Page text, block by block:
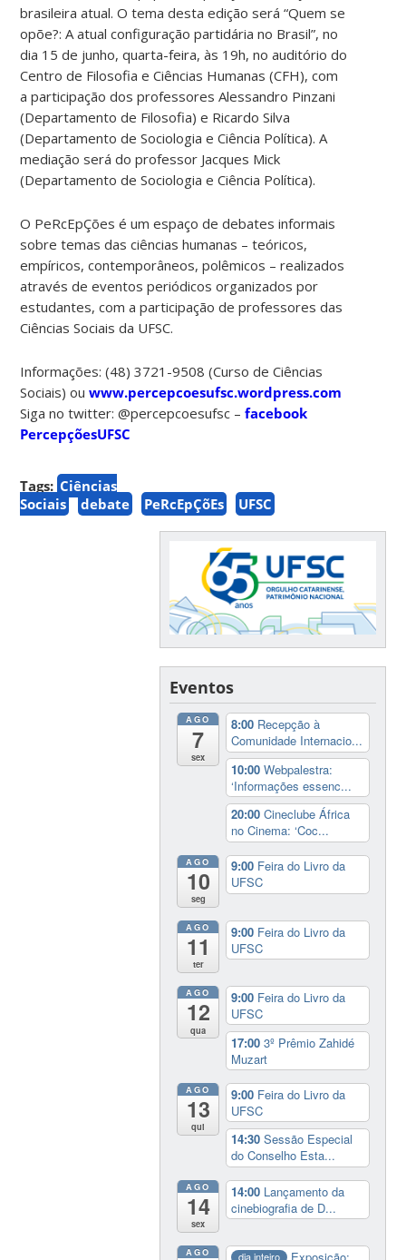
brasileira atual. O tema desta edição será “Quem se
opõe?: A atual configuração partidária no Brasil”, no
dia 15 de junho, quarta-feira, às 19h, no auditório do
Centro de Filosofia e Ciências Humanas (CFH), com
a participação dos professores Alessandro Pinzani
(Departamento de Filosofia) e Ricardo Silva
(Departamento de Sociologia e Ciência Política). A
mediação será do professor Jacques Mick
(Departamento de Sociologia e Ciência Política).
O PeRcEpÇões é um espaço de debates informais
sobre temas das ciências humanas – teóricos,
empíricos, contemporâneos, polêmicos – realizados
através de eventos periódicos organizados por
estudantes, com a participação de professores das
Ciências Sociais da UFSC.
Informações: (48) 3721-9508 (Curso de Ciências
Sociais) ouwww.percepcoesufsc.wordpress.com
Siga no twitter: @percepcoesufsc –facebook
PercepçõesUFSC
Tags: Ciências
Sociais
debate PeRcEpÇõEs UFSC
Eventos
AGO
7
sex
8:00 Recepção à
Comunidade Internacio...
10:00Webpalestra:
‘Informações essenc...
20:00Cineclube África
no Cinema: ‘Coc...
AGO
10
seg
9:00 Feira do Livro da
UFSC
AGO
11
ter
9:00 Feira do Livro da
UFSC
AGO
12
qua
9:00 Feira do Livro da
UFSC
17:003º Prêmio Zahidé
Muzart
AGO
13
qui
9:00 Feira do Livro da
UFSC
14:30Sessão Especial
do Conselho Esta...
AGO
14
sex
14:00 Lançamento da
cinebiografia de D...
AGO dia inteiro